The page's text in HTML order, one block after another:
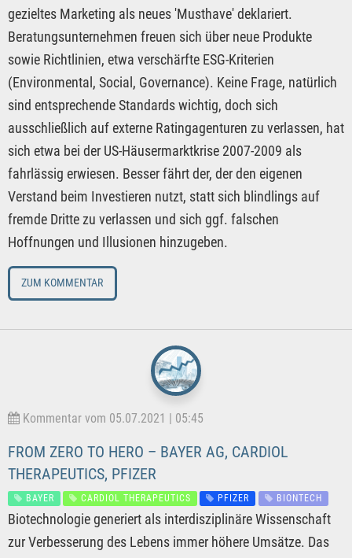
gezieltes Marketing als neues 'Musthave' deklariert.
Beratungsunternehmen freuen sich über neue Produkte
sowie Richtlinien, etwa verschärfte ESG-Kriterien
(Environmental, Social, Governance). Keine Frage, natürlich
sind entsprechende Standards wichtig, doch sich
ausschließlich auf externe Ratingagenturen zu verlassen, hat
sich etwa bei der US-Häusermarktkrise 2007-2009 als
fahrlässig erwiesen. Besser fährt der, der den eigenen
Verstand beim Investieren nutzt, statt sich blindlings auf
fremde Dritte zu verlassen und sich ggf. falschen
Hoffnungen und Illusionen hinzugeben.
ZUM KOMMENTAR
Kommentar vom 05.07.2021 | 05:45
FROM ZERO TO HERO – BAYER AG, CARDIOL
THERAPEUTICS, PFIZER
BAYER CARDIOL THERAPEUTICS PFIZER BIONTECH
Biotechnologie generiert als interdisziplinäre Wissenschaft
zur Verbesserung des Lebens immer höhere Umsätze. Das